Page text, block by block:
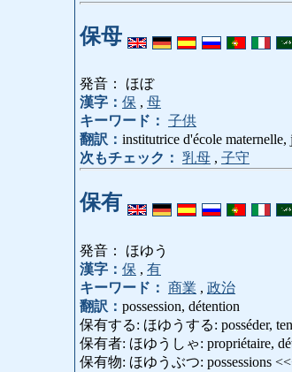
保母
発音： ほぼ
漢字： 保 , 母
キーワード： 子供
翻訳： institutrice d'école
次もチェック： 乳母 , 子守
保有
発音： ほゆう
漢字： 保 , 有
キーワード： 商業 , 政治
翻訳： possession, détention
保有する: ほゆうする: posséder,
保有者: ほゆうしゃ: propriétaire,
保有物: ほゆうぶつ: possessions